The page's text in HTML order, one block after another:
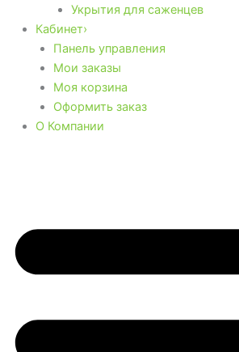
Укрытия для саженцев
Кабинет›
Панель управления
Мои заказы
Моя корзина
Оформить заказ
О Компании